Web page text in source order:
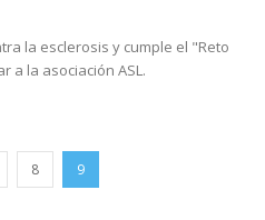
la esclerosis y cumple el "Reto
a la asociación ASL.
8 9